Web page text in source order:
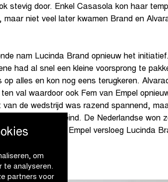
om
te analyseren.
partners voor
stevig door. Enkel Casasola kon haar
maar niet veel later kwamen Brand en
nam Lucinda Brand opnieuw het
had al snel een kleine voorsprong te
op alles en kon nog eens terugkeren.
val waardoor ook Fem van Empel
de wedstrijd was razend spannend,
aan het langste eind. De Nederlandse won
Fem van Empel versloeg Lucinda